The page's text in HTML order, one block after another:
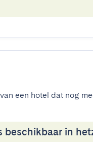
een hotel dat nog
beschikbaar in